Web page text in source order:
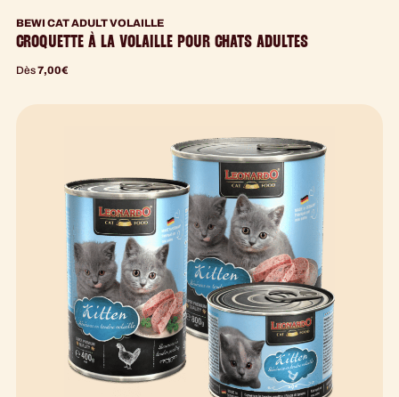
BEWI CAT ADULT VOLAILLE
CROQUETTE À LA VOLAILLE POUR CHATS ADULTES
Dès7,00€